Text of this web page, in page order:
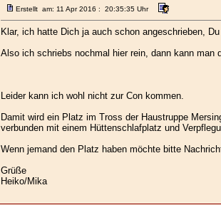
Erstellt am: 11 Apr 2016 : 20:35:35 Uhr
Klar, ich hatte Dich ja auch schon angeschrieben,
Also ich schriebs nochmal hier rein, dann kann man
Leider kann ich wohl nicht zur Con kommen.
Damit wird ein Platz im Tross der Haustruppe
verbunden mit einem Hüttenschlafplatz und
Wenn jemand den Platz haben möchte bitte
Grüße
Heiko/Mika